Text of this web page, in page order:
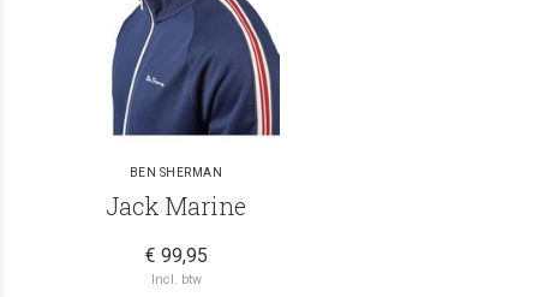
BEN SHERMAN
Jack Marine
€ 99,95
Incl. btw